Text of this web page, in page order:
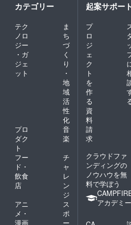
カテゴリー
テク
ノロ
ジー
・ガ
ジェ
ット
ま
ち
づ
く
り
・
地
域
活
性
化
プロ
ダク
ト
音
楽
フー
ド・
飲食
店
チ
ャ
レ
ン
ジ
アニ
メ・
漫画
ス
ポ
ー
起案サポート
プ
ロ
ジ
ェ
ク
ト
を
作
る
資
料
請
求
クラウドファ
ンディングの
ノウハウを無
料で学ぼう
アカデミー